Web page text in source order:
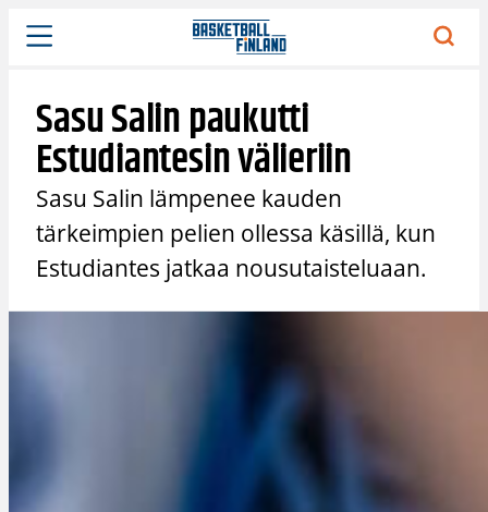
Siirry
sisältöön
Sasu Salin paukutti
Estudiantesin välieriin
Sasu Salin lämpenee kauden
tärkeimpien pelien ollessa käsillä, kun
Estudiantes jatkaa nousutaisteluaan.